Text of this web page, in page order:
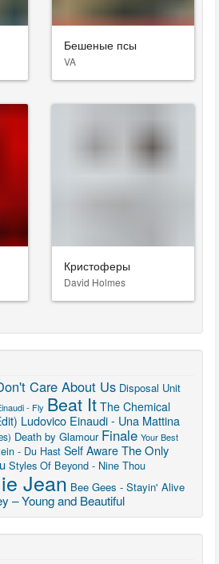
Бешеные псы
VA
Кристоферы
David Holmes
Care About Us Disposal Unit
- Fly Beat It The Chemical
Ludovico Einaudi - Una Mattina
Death by Glamour Finale Your Best
- Du Hast Self Aware The Only
Styles Of Beyond - Nine Thou
Jean Bee Gees - Stayin' Alive
– Young and Beautiful